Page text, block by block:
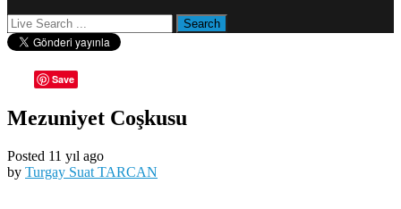
Save
Mezuniyet Coşkusu
Posted 11 yıl ago
by Turgay Suat TARCAN